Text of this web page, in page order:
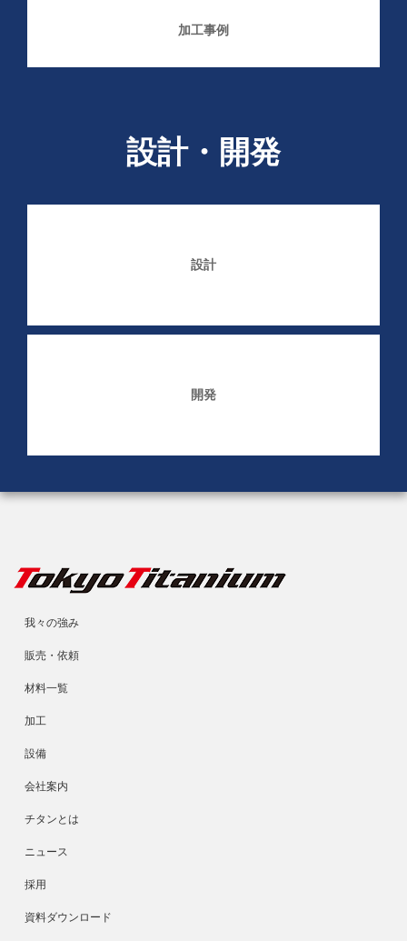
加工事例
設計・開発
設計
開発
我々の強み
販売・依頼
材料一覧
加工
設備
会社案内
チタンとは
ニュース
採用
資料ダウンロード